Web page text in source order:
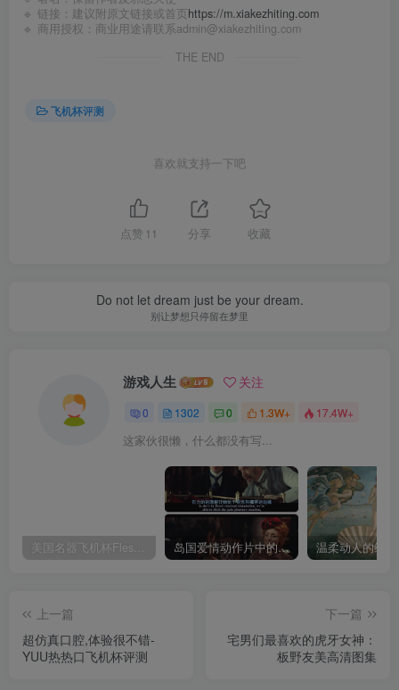
🔹 链接：建议附原文链接或首页https://m.xiakezhiting.com
🔹 商用授权：商业用途请联系admin@xiakezhiting.com
THE END
飞机杯评测
喜欢就支持一下吧
点赞 11 分享 收藏
Do not let dream just be your dream.
别让梦想只停留在梦里
游戏人生 关注
0 1302 0 1.3W+ 17.4W+
这家伙很懒，什么都没有写...
美国名器飞机杯Fleshlight 【Quickshot-Vantage 双头飞机杯】完全评测 岛国爱情动作片中的AV棒到底有多猛？成人用品震动棒的发展史！
上一篇
超仿真口腔,体验很不错-
YUU热热口飞机杯评测
下一篇
宅男们最喜欢的虎牙女神：
板野友美高清图集